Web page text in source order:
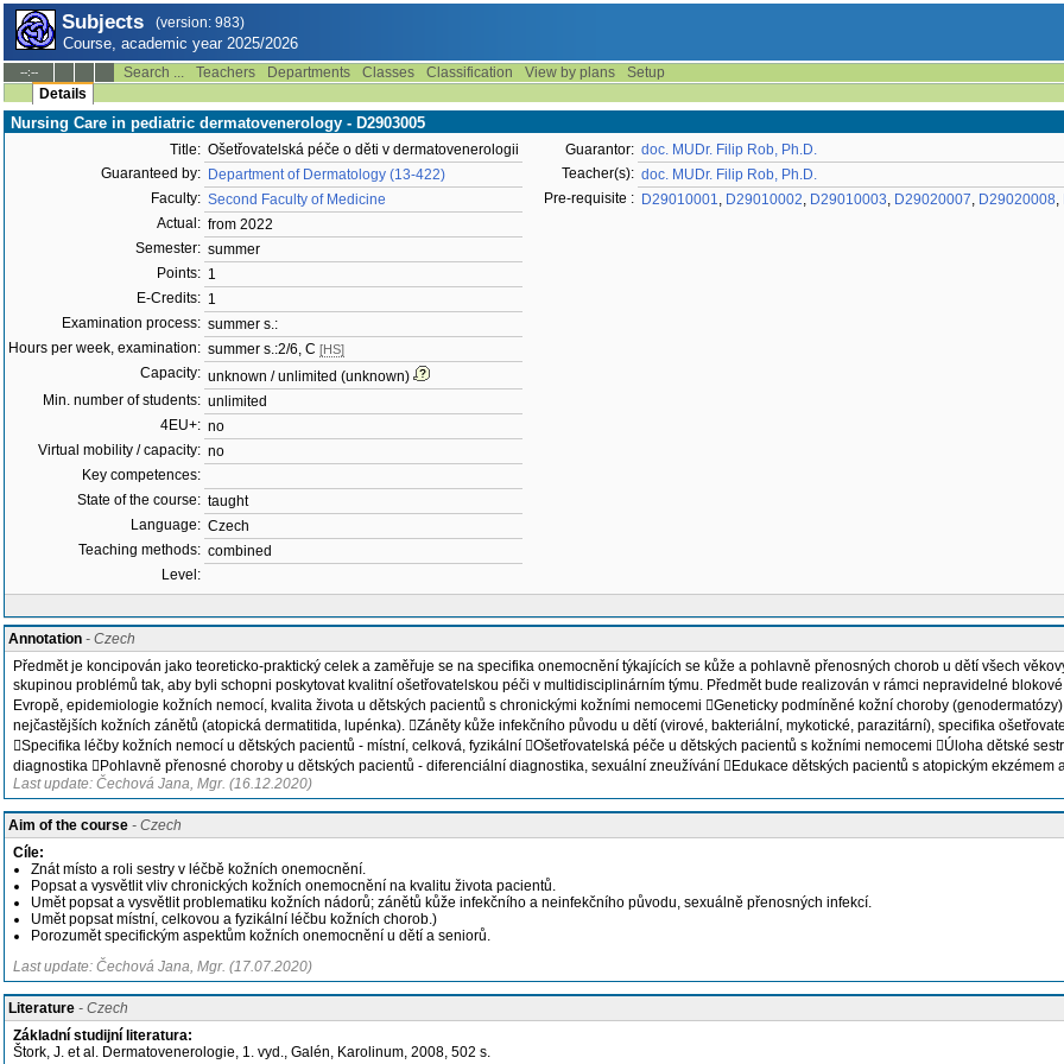
Subjects (version: 983)
Course, academic year 2025/2026
--:-- Search ... Teachers Departments Classes Classification View by plans
Setup
Details
Nursing Care in pediatric dermatovenerology - D2903005
Title: Ošetřovatelská péče o děti v dermatovenerologii
Guaranteed by: Department of Dermatology (13-422)
Faculty: Second Faculty of Medicine
Actual: from 2022
Semester: summer
Points: 1
E-Credits: 1
Examination process: summer s.:
Hours per week, examination: summer s.:2/6, C [HS]
Capacity: unknown / unlimited (unknown)
Min. number of students: unlimited
4EU+: no
Virtual mobility / capacity: no
Key competences:
State of the course: taught
Language: Czech
Teaching methods: combined
Level:
Guarantor: doc. MUDr. Filip Rob, Ph.D.
Teacher(s): doc. MUDr. Filip Rob, Ph.D.
Pre-requisite : D29010001, D29010002, D29010003, D29020007, D29020008,
Annotation - Czech
Předmět je koncipován jako teoreticko-praktický celek a zaměřuje se na specifika onemocnění týkajících se kůže a pohlavně přenosných chorob u dětí všech
skupinou problémů tak, aby byli schopni poskytovat kvalitní ošetřovatelskou péči v multidisciplinárním týmu. Předmět bude realizován v rámci nepravidelné
Evropě, epidemiologie kožních nemocí, kvalita života u dětských pacientů s chronickými kožními nemocemi Geneticky podmíněné kožní choroby
nejčastějších kožních zánětů (atopická dermatitida, lupénka). Záněty kůže infekčního původu u dětí (virové, bakteriální, mykotické, parazitární), specifika
Specifika léčby kožních nemocí u dětských pacientů - místní, celková, fyzikální Ošetřovatelská péče u dětských pacientů s kožními nemocemi Úloha dětské
diagnostika Pohlavně přenosné choroby u dětských pacientů - diferenciální diagnostika, sexuální zneužívání Edukace dětských pacientů s atopickým
Last update: Čechová Jana, Mgr. (16.12.2020)
Aim of the course - Czech
Cíle:
Znát místo a roli sestry v léčbě kožních onemocnění.
Popsat a vysvětlit vliv chronických kožních onemocnění na kvalitu života pacientů.
Umět popsat a vysvětlit problematiku kožních nádorů; zánětů kůže infekčního a neinfekčního původu, sexuálně přenosných infekcí.
Umět popsat místní, celkovou a fyzikální léčbu kožních chorob.)
Porozumět specifickým aspektům kožních onemocnění u dětí a seniorů.
Last update: Čechová Jana, Mgr. (17.07.2020)
Literature - Czech
Základní studijní literatura:
Štork, J. et al. Dermatovenerologie, 1. vyd., Galén, Karolinum, 2008, 502 s.